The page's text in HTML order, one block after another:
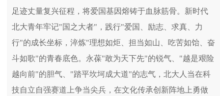
足迹丈量复兴征程，将爱国基因熔铸于血脉筋骨。新时代
北大青年牢记"国之大者"，践行"爱国、励志、求真、力
行"的成长坐标，淬炼"理想如炬、担当如山、吃苦如饴、奋
斗如歌"的青春底色。永葆"敢为天下先"的锐气、"越是艰险
越向前"的胆气、"踏平坎坷成大道"的志气，北大人当在科
技自立自强赛道上争当尖兵，在文化传承创新阵地上勇做